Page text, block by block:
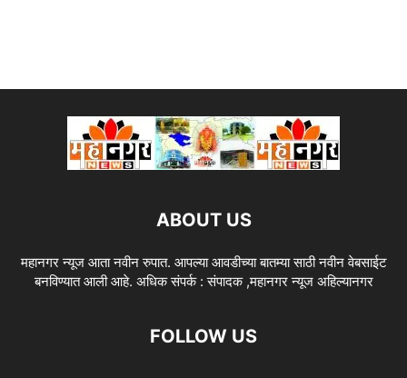
ABOUT US
महानगर न्यूज आता नवीन रुपात. आपल्या आवडीच्या बातम्या साठी नवीन वेबसाईट
बनविण्यात आली आहे. अधिक संपर्क : संपादक ,महानगर न्यूज अहिल्यानगर
FOLLOW US